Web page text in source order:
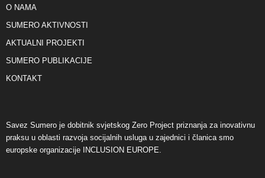
O NAMA
SUMERO AKTIVNOSTI
AKTUALNI PROJEKTI
SUMERO PUBLIKACIJE
KONTAKT
Savez Sumero je dobitnik svjetskog Zero Project priznanja za inovativnu
praksu u oblasti razvoja socijalnih usluga u zajednici i članica smo
europske organizacije INCLUSION EUROPE.